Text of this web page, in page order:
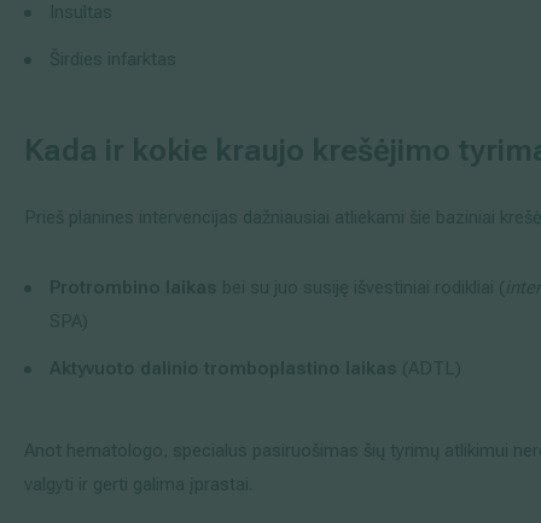
Insultas
Širdies infarktas
Kada ir kokie kraujo krešėjimo
Prieš planines intervencijas dažniausiai atliekami šie baziniai
Protrombino laikas bei su juo susiję išvestiniai rodikliai (
SPA)
Aktyvuoto dalinio tromboplastino laikas (ADTL)
Anot hematologo, specialus pasiruošimas šių tyrimų atlikimui
valgyti ir gerti galima įprastai.